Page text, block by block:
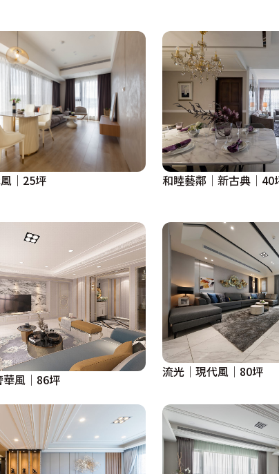
｜25坪 和睦藝鄰│新古典│40
華風│86坪 流光│現代風│80坪